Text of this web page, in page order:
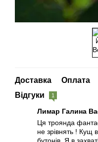
Доставка Оплата
Відгуки
1
Лимар Галина
Ця троянда
не зрівнять ! Кущ